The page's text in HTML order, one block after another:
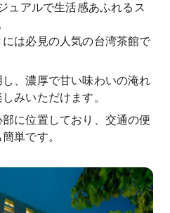
ュアルで生活感あふれるス
は必見の人気の台湾茶館で
、濃厚で甘い味わいの淹れ
みいただけます。
に位置しており、交通の便
単です。